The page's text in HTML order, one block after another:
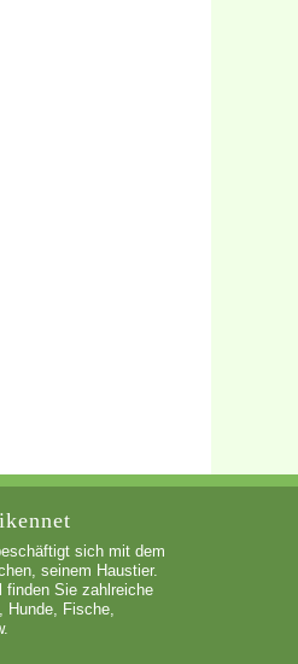
sich mit dem
seinem Haustier.
finden Sie zahlreiche
Hunde, Fische,